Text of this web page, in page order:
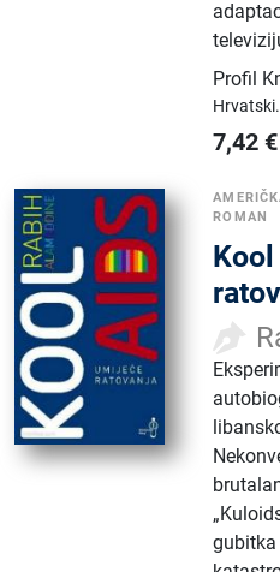
Profil
Hrvatski.
7,42 €
ROMAN
gubitka